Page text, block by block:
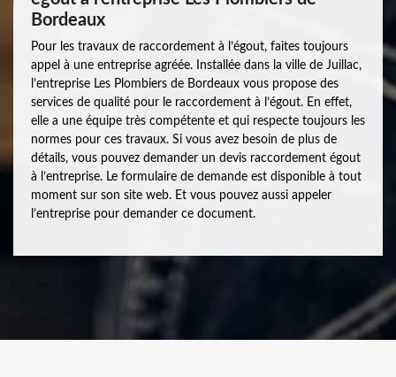
Bordeaux
Pour les travaux de raccordement à l’égout, faites toujours
appel à une entreprise agréée. Installée dans la ville de Juillac,
l’entreprise Les Plombiers de Bordeaux vous propose des
services de qualité pour le raccordement à l’égout. En effet,
elle a une équipe très compétente et qui respecte toujours les
normes pour ces travaux. Si vous avez besoin de plus de
détails, vous pouvez demander un devis raccordement égout
à l’entreprise. Le formulaire de demande est disponible à tout
moment sur son site web. Et vous pouvez aussi appeler
l’entreprise pour demander ce document.